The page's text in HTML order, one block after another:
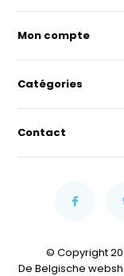
Mon compte
Catégories
Contact
© Copyright
De Belgische